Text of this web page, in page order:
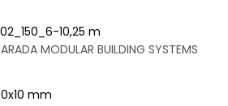
10,25 m
MODULAR BUILDING SYSTEMS
mm